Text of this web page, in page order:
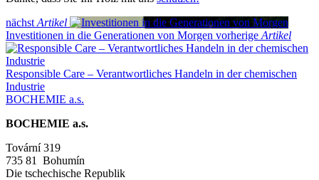
nächst Artikel
Investitionen in die Generationen von Morgen vorherige Artikel
Responsible Care – Verantwortliches Handeln in der chemischen
Industrie
BOCHEMIE a.s.
BOCHEMIE a.s.
Tovární 319
735 81 Bohumín
Die tschechische Republik